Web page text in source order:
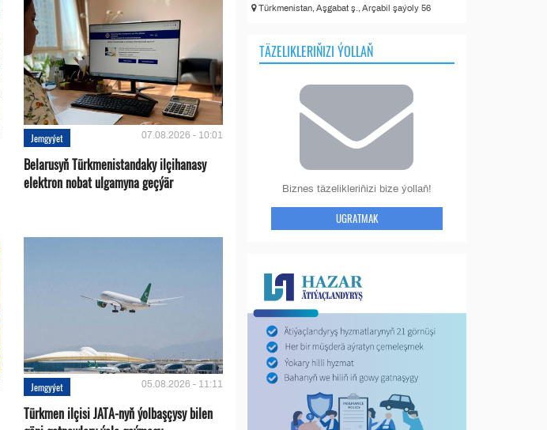
Jemgyýet 07.08.2026 - 10:01
Belarusyň Türkmenistandaky ilçihanasy
elektron nobat ulgamyna geçýär
Jemgyýet 05.08.2026 - 11:11
Türkmen ilçisi JATA-nyň ýolbaşçysy bilen
Türkmenistan, Aşgabat ş., Arçabil şaýoly 56
TÄZELIKLERIŇIZI ÝOLLAŇ
Biznes täzelikleriňizi bize ýollaň!
UGRATMAK